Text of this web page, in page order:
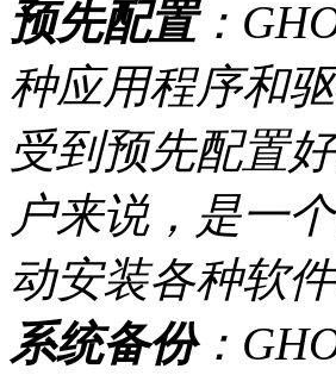
预先配置：
种应用程序和
受到预先配置
户来说，是一
动安装各种软
系统备份：